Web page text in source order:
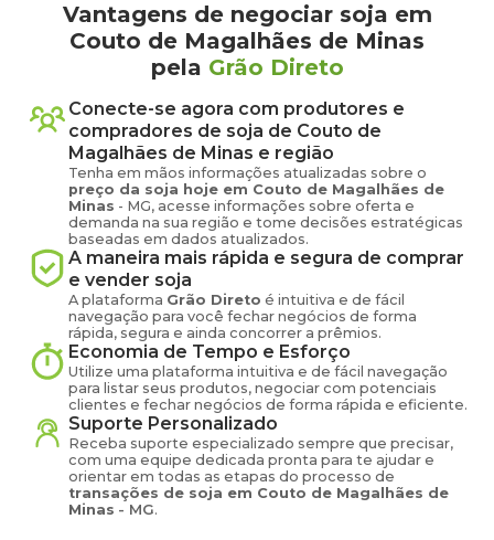
Vantagens de negociar soja em
Couto de Magalhães de Minas
pela Grão Direto
Conecte-se agora com produtores e
compradores de soja de Couto de
Magalhães de Minas e região
Tenha em mãos informações atualizadas sobre o
preço da soja hoje em Couto de Magalhães de
Minas - MG, acesse informações sobre oferta e
demanda na sua região e tome decisões estratégicas
baseadas em dados atualizados.
A maneira mais rápida e segura de comprar
e vender soja
A plataforma Grão Direto é intuitiva e de fácil
navegação para você fechar negócios de forma
rápida, segura e ainda concorrer a prêmios.
Economia de Tempo e Esforço
Utilize uma plataforma intuitiva e de fácil navegação
para listar seus produtos, negociar com potenciais
clientes e fechar negócios de forma rápida e eficiente.
Suporte Personalizado
Receba suporte especializado sempre que precisar,
com uma equipe dedicada pronta para te ajudar e
orientar em todas as etapas do processo de
transações de soja em Couto de Magalhães de
Minas - MG.